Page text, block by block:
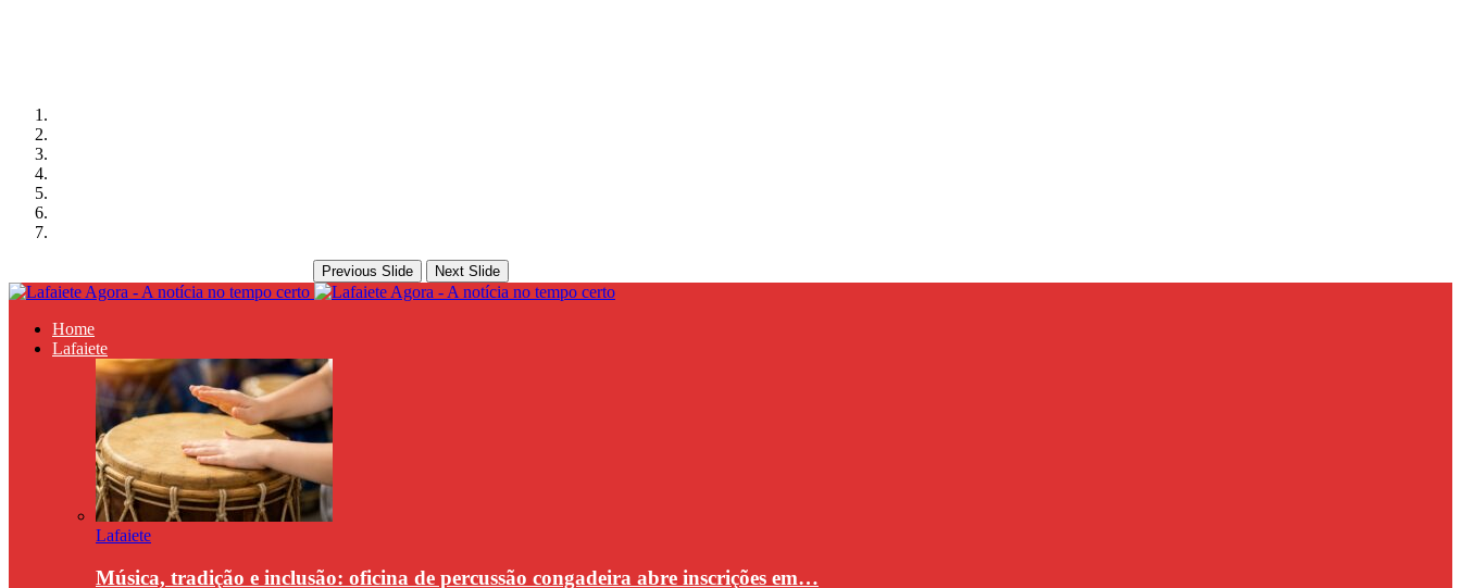
Previous Slide Next Slide
Home
Lafaiete
Lafaiete
Música, tradição e inclusão: oficina de percussão congadeira abre inscrições em…